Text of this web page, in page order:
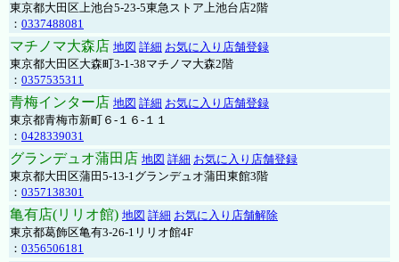
東京都大田区上池台5-23-5東急ストア上池台店2階
： 0337488081
マチノマ大森店 地図 詳細 お気に入り店舗登録
東京都大田区大森町3-1-38マチノマ大森2階
： 0357535311
青梅インター店 地図 詳細 お気に入り店舗登録
東京都青梅市新町６-１６-１１
： 0428339031
グランデュオ蒲田店 地図 詳細 お気に入り店舗登録
東京都大田区蒲田5-13-1グランデュオ蒲田東館3階
： 0357138301
亀有店(リリオ館) 地図 詳細 お気に入り店舗解除
東京都葛飾区亀有3-26-1リリオ館4F
： 0356506181